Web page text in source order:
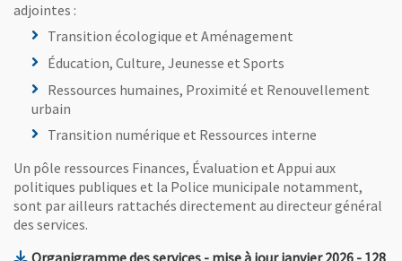
adjointes :
Transition écologique et Aménagement
Éducation, Culture, Jeunesse et Sports
Ressources humaines, Proximité et Renouvellement
urbain
Transition numérique et Ressources interne
Un pôle ressources Finances, Évaluation et Appui aux
politiques publiques et la Police municipale notamment,
sont par ailleurs rattachés directement au directeur général
des services.
,